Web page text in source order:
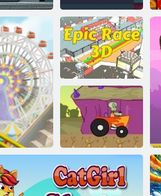
Išsaugok
merginą 2
„Epic Race 3d“
Kempiniukas
lenktynių